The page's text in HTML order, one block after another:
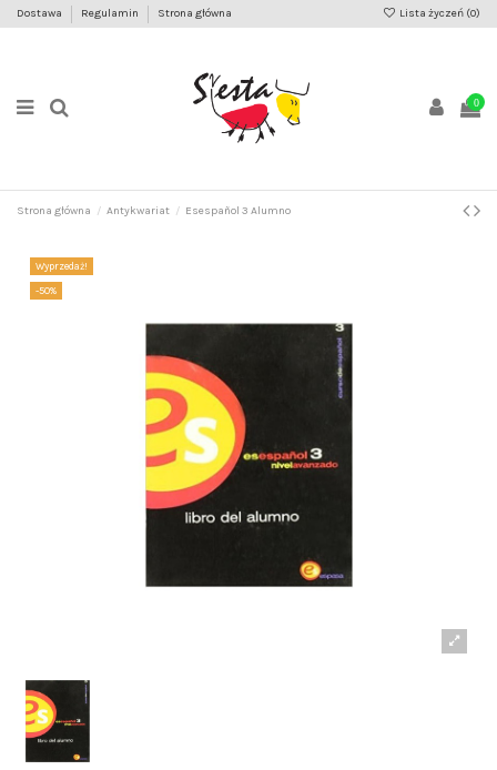
Dostawa Regulamin Strona główna Lista życzeń (0)
0
Strona główna Antykwariat Esespañol 3 Alumno
Wyprzedaż!
-50%